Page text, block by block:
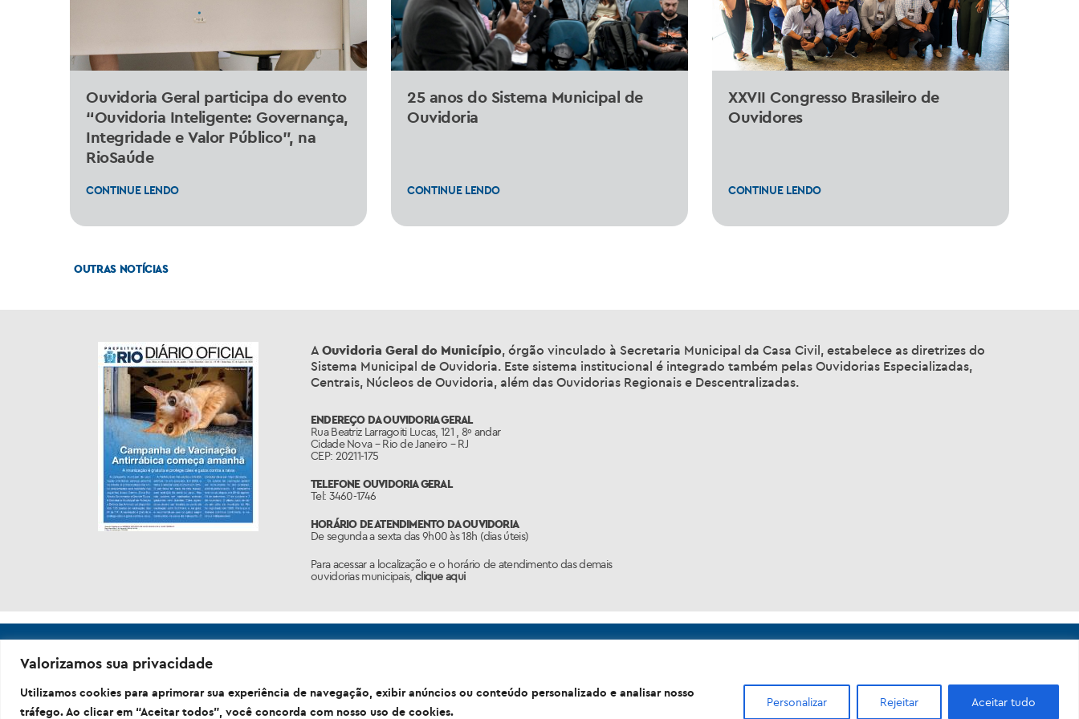
Valorizamos sua privacidade
Utilizamos cookies para aprimorar sua experiência de navegação, exibir anúncios ou conteúdo personalizado e analisar nosso
tráfego. Ao clicar em “Aceitar todos”, você concorda com nosso uso de cookies.
Personalizar Rejeitar Aceitar tudo
Ouvidoria Geral participa do evento
“Ouvidoria Inteligente: Governança,
Integridade e Valor Público”, na
RioSaúde
CONTINUE LENDO
25 anos do Sistema Municipal de
Ouvidoria
CONTINUE LENDO
XXVII Congresso Brasileiro de
Ouvidores
CONTINUE LENDO
OUTRAS NOTÍCIAS
A Ouvidoria Geral do Município, órgão vinculado à Secretaria Municipal da Casa Civil, estabelece as diretrizes do
Sistema Municipal de Ouvidoria. Este sistema institucional é integrado também pelas Ouvidorias Especializadas,
Centrais, Núcleos de Ouvidoria, além das Ouvidorias Regionais e Descentralizadas.
ENDEREÇO DA OUVIDORIA GERAL
Rua Beatriz Larragoiti Lucas, 121 , 8º andar
Cidade Nova – Rio de Janeiro – RJ
CEP: 20211-175
TELEFONE OUVIDORIA GERAL
Tel: 3460-1746
HORÁRIO DE ATENDIMENTO DA OUVIDORIA
De segunda a sexta das 9h00 às 18h (dias úteis)
Para acessar a localização e o horário de atendimento das demais
ouvidorias municipais, clique aqui
Prefeitura da Cidade do Rio de Janeiro Sede: Rua Afonso Cavalcanti, 455 - Cidade Nova - 20211-110